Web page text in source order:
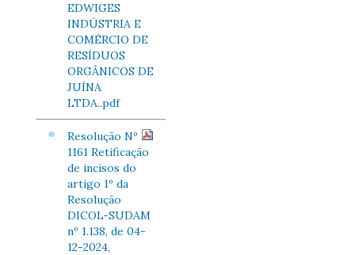
EDWIGES
INDÚSTRIA E
COMÉRCIO DE
RESÍDUOS
ORGÂNICOS DE
JUÍNA
LTDA..pdf
Resolução Nº
1161 Retificação
de incisos do
artigo 1º da
Resolução
DICOL-SUDAM
nº 1.138, de 04-
12-2024,